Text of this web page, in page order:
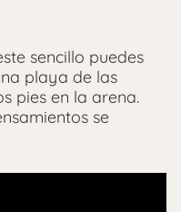
sencillo puedes
playa de las
pies en la arena.
se